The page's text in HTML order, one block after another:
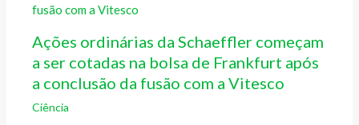
Ações ordinárias da Schaeffler começam
a ser cotadas na bolsa de Frankfurt após
a conclusão da fusão com a Vitesco
Ciência